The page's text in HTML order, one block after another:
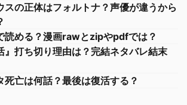
スの正体はフォルトナ？声優が違うから
読める？漫画rawとzipやpdfでは？
』打ち切り理由は？完結ネタバレ結末
死亡は何話？最後は復活する？